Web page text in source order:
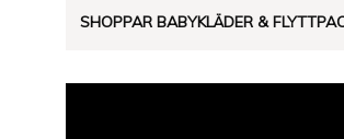
SHOPPAR BABYKLÄDER &